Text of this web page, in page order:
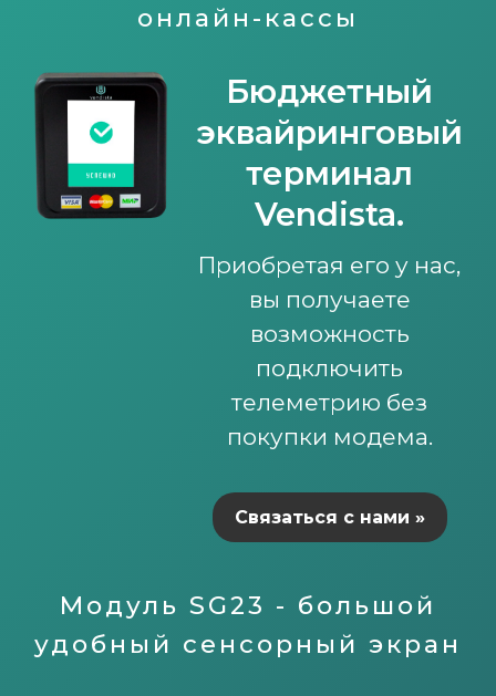
онлайн-кассы
Бюджетный
эквайринговый
терминал
Vendista.
Приобретая его у нас,
вы получаете
возможность
подключить
телеметрию без
покупки модема.
Связаться с нами »
Модуль SG23 - большой
удобный сенсорный экран